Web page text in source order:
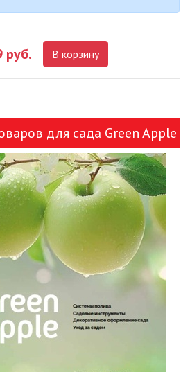
ДАТЧИКИ ДВИЖЕНИЯ И
ДЕКОРАТИВНАЯ ПОДСВЕТКА
ИЗОЛЯЦИОННАЯ ЛЕНТА
ИНФРАКРАСНЫЕ ЛАМПЫ
ИСТОЧНИКИ СВЕТА
КАБЕЛЕНЕСУЩИЕ СИСТЕМЫ
КЛЕЙКИЕ ЛЕНТЫ
руб. В корзину
для сада Green Apple
и ЭРА!